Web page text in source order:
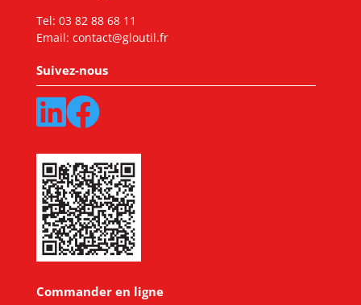
Tel: 03 82 88 68 11
Email: contact@gloutil.fr
Suivez-nous
Commander en ligne